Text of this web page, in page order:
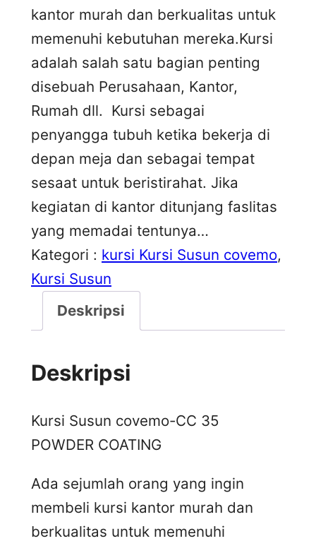
kantor murah dan berkualitas untuk
memenuhi kebutuhan mereka.Kursi
adalah salah satu bagian penting
disebuah Perusahaan, Kantor,
Rumah dll. Kursi sebagai
penyangga tubuh ketika bekerja di
depan meja dan sebagai tempat
sesaat untuk beristirahat. Jika
kegiatan di kantor ditunjang faslitas
yang memadai tentunya…
Kategori : kursi Kursi Susun covemo
Kursi Susun
Deskripsi
Deskripsi
Kursi Susun covemo-CC 35
POWDER COATING
Ada sejumlah orang yang ingin
membeli kursi kantor murah dan
berkualitas untuk memenuhi